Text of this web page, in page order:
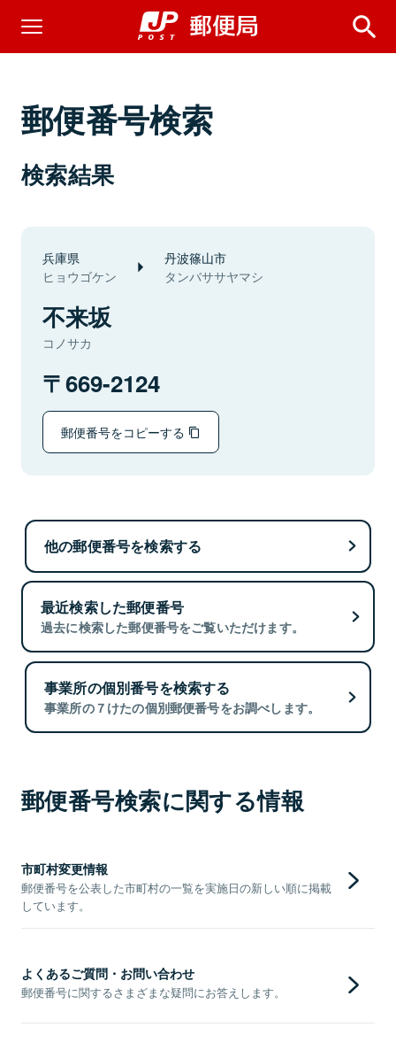
郵便番号検索
検索結果
兵庫県
ヒョウゴケン
丹波篠山市
タンバササヤマシ
不来坂
コノサカ
669-2124
郵便番号をコピーする
他の郵便番号を検索する
最近検索した郵便番号
過去に検索した郵便番号をご覧いただけます。
事業所の個別番号を検索する
事業所の７けたの個別郵便番号をお調べします。
郵便番号検索に関する情報
市町村変更情報
郵便番号を公表した市町村の一覧を実施日の新しい順に掲載
しています。
よくあるご質問・お問い合わせ
郵便番号に関するさまざまな疑問にお答えします。